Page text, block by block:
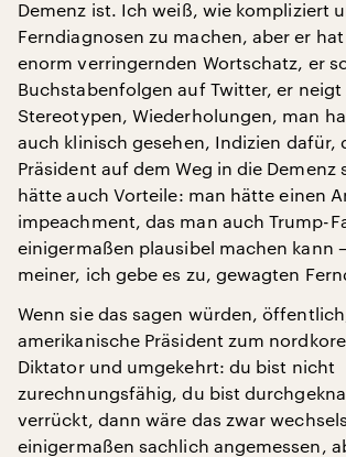
Demenz ist. Ich weiß, wie kompliziert
Ferndiagnosen zu machen, aber er
enorm verringernden Wortschatz, er
Buchstabenfolgen auf Twitter, er neigt
Stereotypen, Wiederholungen, man
auch klinisch gesehen, Indizien dafür,
Präsident auf dem Weg in die Demenz
hätte auch Vorteile: man hätte einen
impeachment, das man auch Trump-
einigermaßen plausibel machen kann
meiner, ich gebe es zu, gewagten
Wenn sie das sagen würden,
amerikanische Präsident zum
Diktator und umgekehrt: du bist nicht
zurechnungsfähig, du bist
verrückt, dann wäre das zwar
einigermaßen sachlich angemessen,